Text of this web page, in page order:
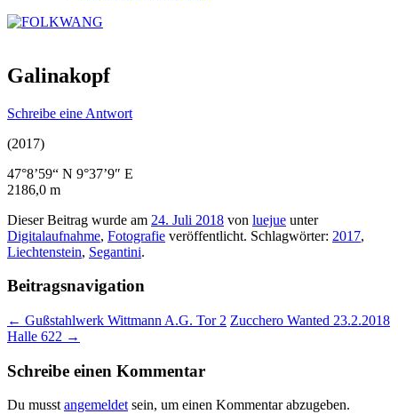
Galinakopf
Schreibe eine Antwort
(2017)
47°8’59“ N 9°37’9″ E
2186,0 m
Dieser Beitrag wurde am 24. Juli 2018 von luejue unter
Digitalaufnahme, Fotografie veröffentlicht. Schlagwörter: 2017,
Liechtenstein, Segantini.
Beitragsnavigation
← Gußstahlwerk Wittmann A.G. Tor 2 Zucchero Wanted 23.2.2018
Halle 622 →
Schreibe einen Kommentar
Du musstangemeldetsein, um einen Kommentar abzugeben.